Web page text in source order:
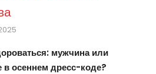
мужчина или
осеннем дресс-коде?